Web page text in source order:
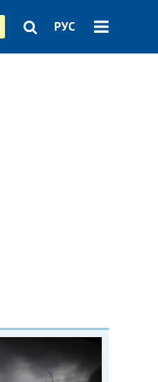
РУС